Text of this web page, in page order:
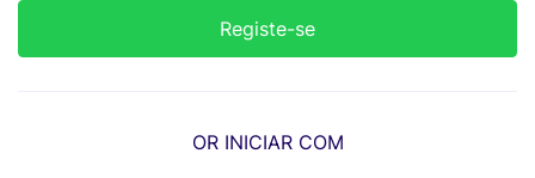
OR INICIAR COM